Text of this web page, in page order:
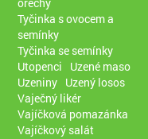
Tyčinka s ovocem a
semínky
Tyčinka se semínky
Utopenci
Uzené maso
Uzeniny Uzený losos
Vaječný likér
Vajíčková pomazánka
Vajíčkový salát